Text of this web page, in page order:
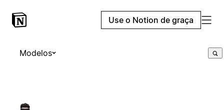
Use o Notion de graça
Modelos